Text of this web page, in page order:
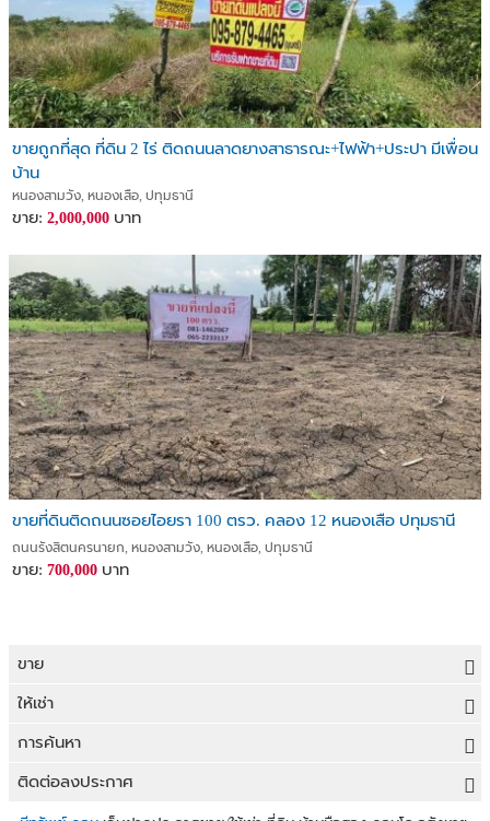
ขายถูกที่สุด ที่ดิน 2 ไร่ ติดถนนลาดยางสาธารณะ+ไฟฟ้า+ประปา มีเพื่อน
บ้าน
หนองสามวัง, หนองเสือ, ปทุมธานี
ขาย: 2,000,000 บาท
ขายที่ดินติดถนนซอยไอยรา 100 ตรว. คลอง 12 หนองเสือ ปทุมธานี
ถนนรังสิตนครนายก, หนองสามวัง, หนองเสือ, ปทุมธานี
ขาย: 700,000 บาท
ขาย
ขายที่ดิน
ขายบ้าน
ขายคอนโด
ให้เช่า
ให้เช่าที่ดิน
ให้เช่าบ้าน
ให้เช่าคอนโด
การค้นหา
ขายที่ดิน
ประกาศขายที่ดิน
ติดต่อลงประกาศ